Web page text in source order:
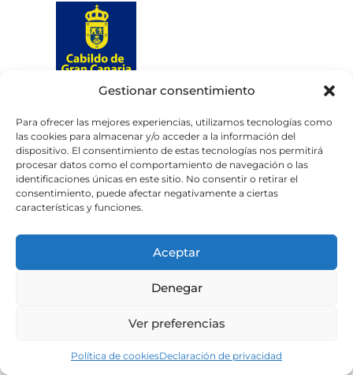
Gestionar consentimiento
Para ofrecer las mejores experiencias, utilizamos tecnologías como
las cookies para almacenar y/o acceder a la información del
dispositivo. El consentimiento de estas tecnologías nos permitirá
procesar datos como el comportamiento de navegación o las
identificaciones únicas en este sitio. No consentir o retirar el
consentimiento, puede afectar negativamente a ciertas
características y funciones.
Aceptar
Denegar
Ver preferencias
Política de cookiesDeclaración de privacidad
Aviso legalPolítica de privacidad
Política de cookies
Portal de transparencia